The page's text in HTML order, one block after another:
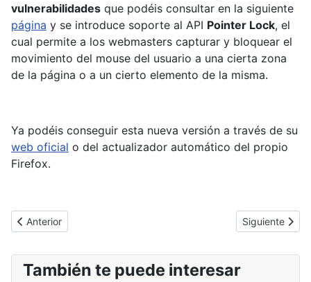
vulnerabilidades que podéis consultar en la siguiente
página y se introduce soporte al API Pointer Lock, el
cual permite a los webmasters capturar y bloquear el
movimiento del mouse del usuario a una cierta zona
de la página o a un cierto elemento de la misma.
Ya podéis conseguir esta nueva versión a través de su
web oficial o del actualizador automático del propio
Firefox.
Artículo anterior: Nuevo servicio gratuito IaaS basado en cores
Anterior Artículo
Siguiente
También te puede interesar